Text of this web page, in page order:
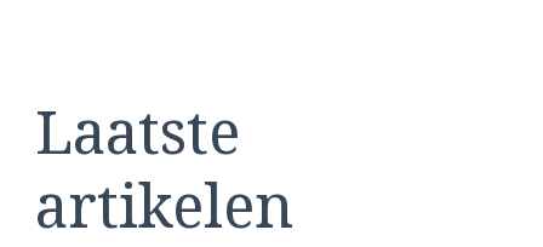
Laatste
artikelen